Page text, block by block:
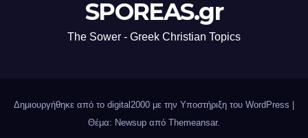
SPOREAS.gr
The Sower - Greek Christian Topics
Δημιουργήθηκε από το digital2000 με την Υποστήριξη του WordPress
Θέμα: Newsup από Themeansar.